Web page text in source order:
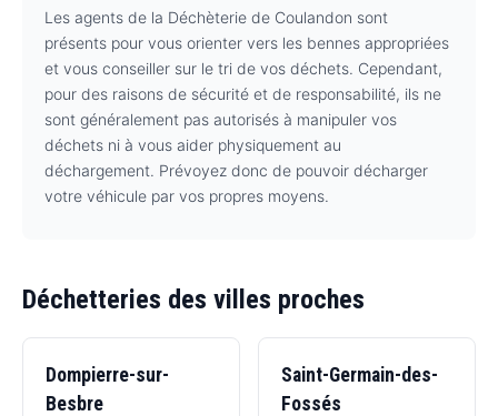
Les agents de la Déchèterie de Coulandon sont
présents pour vous orienter vers les bennes appropriées
et vous conseiller sur le tri de vos déchets. Cependant,
pour des raisons de sécurité et de responsabilité, ils ne
sont généralement pas autorisés à manipuler vos
déchets ni à vous aider physiquement au
déchargement. Prévoyez donc de pouvoir décharger
votre véhicule par vos propres moyens.
Déchetteries des villes proches
Dompierre-sur-
Besbre
Saint-Germain-des-
Fossés